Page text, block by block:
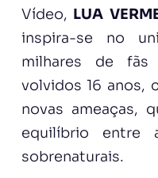
Vídeo, LUA
inspira-se no
milhares de
volvidos 16 anos,
novas ameaças,
equilíbrio entre
sobrenaturais.